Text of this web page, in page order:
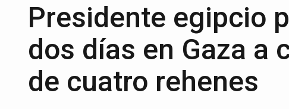
Presidente egipcio
dos días en Gaza a
de cuatro rehenes